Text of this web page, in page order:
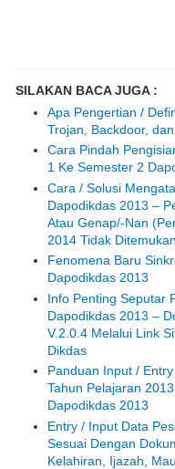
SILAKAN BACA JUGA :
Apa Pengertian /
Trojan, Backdoor,
Cara Pindah
1 Ke Semester 2
Cara / Solusi
Dapodikdas 2013 –
Atau Genap/-Nan
2014 Tidak
Fenomena Baru
Dapodikdas 2013
Info Penting Seputar
Dapodikdas 2013 –
V.2.0.4 Melalui Link
Dikdas
Panduan Input /
Tahun Pelajaran
Dapodikdas 2013
Entry / Input Data
Sesuai Dengan
Kelahiran, Ijazah,